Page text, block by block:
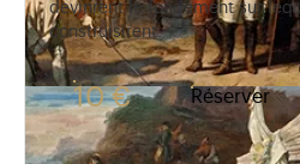
devinrent le fondement sur
construisirent.
10 € Réserver